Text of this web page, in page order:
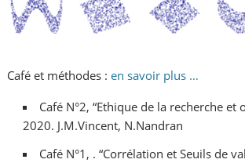
Café et méthodes :en savoir plus …
Café N°2, “Ethique de la recherche et
2020. J.M.Vincent, N.Nandran
Café N°1, . “Corrélation et Seuils de